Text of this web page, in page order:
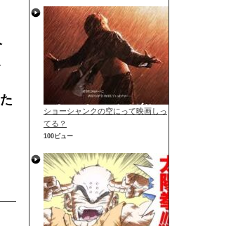
ショーシャンクの空にって映画しっ
てる？
100ビュー